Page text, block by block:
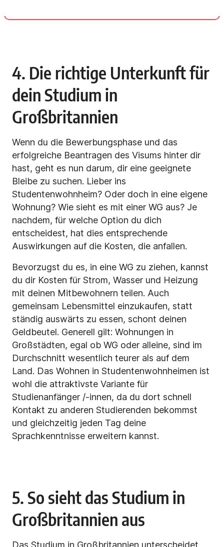
4. Die richtige Unterkunft für
dein Studium in
Großbritannien
Wenn du die Bewerbungsphase und das
erfolgreiche Beantragen des Visums hinter dir
hast, geht es nun darum, dir eine geeignete
Bleibe zu suchen. Lieber ins
Studentenwohnheim? Oder doch in eine eigene
Wohnung? Wie sieht es mit einer WG aus? Je
nachdem, für welche Option du dich
entscheidest, hat dies entsprechende
Auswirkungen auf die Kosten, die anfallen.
Bevorzugst du es, in eine WG zu ziehen, kannst
du dir Kosten für Strom, Wasser und Heizung
mit deinen Mitbewohnern teilen. Auch
gemeinsam Lebensmittel einzukaufen, statt
ständig auswärts zu essen, schont deinen
Geldbeutel. Generell gilt: Wohnungen in
Großstädten, egal ob WG oder alleine, sind im
Durchschnitt wesentlich teurer als auf dem
Land. Das Wohnen in Studentenwohnheimen ist
wohl die attraktivste Variante für
Studienanfänger /-innen, da du dort schnell
Kontakt zu anderen Studierenden bekommst
und gleichzeitig jeden Tag deine
Sprachkenntnisse erweitern kannst.
5. So sieht das Studium in
Großbritannien aus
Das Studium in Großbritannien unterscheidet